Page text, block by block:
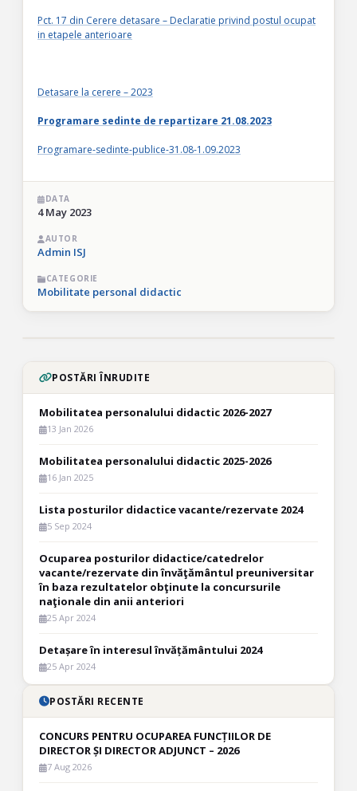
Pct. 17 din Cerere detasare – Declaratie privind postul ocupat
in etapele anterioare
Detasare la cerere – 2023
Programare sedinte de repartizare 21.08.2023
Programare-sedinte-publice-31.08-1.09.2023
DATA
4 May 2023
AUTOR
Admin ISJ
CATEGORIE
Mobilitate personal didactic
POSTĂRI ÎNRUDITE
Mobilitatea personalului didactic 2026-2027
13 Jan 2026
Mobilitatea personalului didactic 2025-2026
16 Jan 2025
Lista posturilor didactice vacante/rezervate 2024
5 Sep 2024
Ocuparea posturilor didactice/catedrelor
vacante/rezervate din învăţământul preuniversitar
în baza rezultatelor obţinute la concursurile
naţionale din anii anteriori
25 Apr 2024
Detașare în interesul învățământului 2024
25 Apr 2024
POSTĂRI RECENTE
CONCURS PENTRU OCUPAREA FUNCȚIILOR DE
DIRECTOR ȘI DIRECTOR ADJUNCT – 2026
7 Aug 2026